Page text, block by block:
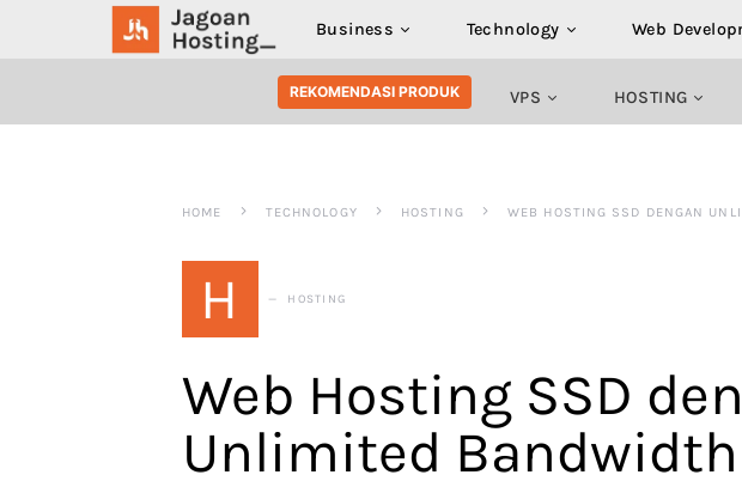
Business Technology Web
SEARCH FOR:
REKOMENDASI PRODUK VPS HOSTING
HOME TECHNOLOGY HOSTING WEB HOSTING SSD DENGAN
H HOSTING
Web Hosting SSD
Unlimited Bandwidth